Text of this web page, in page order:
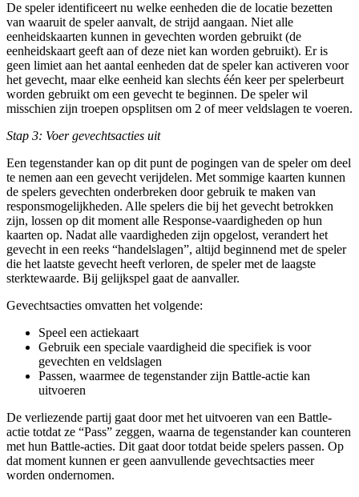
De speler identificeert nu welke eenheden die de locatie bezetten
van waaruit de speler aanvalt, de strijd aangaan. Niet alle
eenheidskaarten kunnen in gevechten worden gebruikt (de
eenheidskaart geeft aan of deze niet kan worden gebruikt). Er is
geen limiet aan het aantal eenheden dat de speler kan activeren voor
het gevecht, maar elke eenheid kan slechts één keer per spelerbeurt
worden gebruikt om een ​​gevecht te beginnen. De speler wil
misschien zijn troepen opsplitsen om 2 of meer veldslagen te voeren.
Stap 3: Voer gevechtsacties uit
Een tegenstander kan op dit punt de pogingen van de speler om deel
te nemen aan een gevecht verijdelen. Met sommige kaarten kunnen
de spelers gevechten onderbreken door gebruik te maken van
responsmogelijkheden. Alle spelers die bij het gevecht betrokken
zijn, lossen op dit moment alle Response-vaardigheden op hun
kaarten op. Nadat alle vaardigheden zijn opgelost, verandert het
gevecht in een reeks “handelslagen”, altijd beginnend met de speler
die het laatste gevecht heeft verloren, de speler met de laagste
sterktewaarde. Bij gelijkspel gaat de aanvaller.
Gevechtsacties omvatten het volgende:
Speel een actiekaart
Gebruik een speciale vaardigheid die specifiek is voor
gevechten en veldslagen
Passen, waarmee de tegenstander zijn Battle-actie kan
uitvoeren
De verliezende partij gaat door met het uitvoeren van een Battle-
actie totdat ze “Pass” zeggen, waarna de tegenstander kan counteren
met hun Battle-acties. Dit gaat door totdat beide spelers passen. Op
dat moment kunnen er geen aanvullende gevechtsacties meer
worden ondernomen.